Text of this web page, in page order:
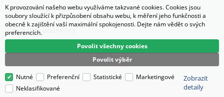
Jak nakupovat
Obchodní podmínky
Pasič.cz
K provozování našeho webu využíváme takzvané cookies. Cookies jsou
soubory sloužící k přizpůsobení obsahu webu, k měření jeho funkčnosti a
obecně k zajištění vaší maximální spokojenosti. Dejte nám vědět o svých
preferencích.
Povolit výběr
Povolit všechny cookies
Nutné Preferenční Statistické
Marketingové
Neklasifikované
Zobrazit
detaily